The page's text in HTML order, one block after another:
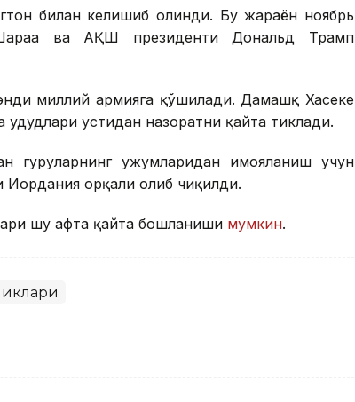
билан келишиб олинди. Бу жараён ноябрь
ва АҚШ президенти Дональд Трамп
миллий армияга қўшилади. Дамашқ Хасеке
устидан назоратни қайта тиклади.
гуруҳларнинг ҳужумларидан ҳимояланиш учун
орқали олиб чиқилди.
шу ҳафта қайта бошланиши мумкин.